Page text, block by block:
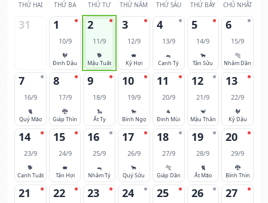
THỨ HAI THỨ BA THỨ TƯ THỨ NĂM THỨ SÁU THỨ BẢY CHỦ NHẬT
31 1
10/9
🐓
Đinh Dậu
2
11/9
🐕
Mậu Tuất
3
12/9
🐖
Kỷ Hợi
4
13/9
🐀
Canh Tý
5
14/9
🐂
Tân Sửu
6
15/9
🐅
Nhâm Dần
7
16/9
🐈
Quý Mão
8
17/9
🐉
Giáp Thìn
9
18/9
🐍
Ất Tỵ
10
19/9
🐎
Bính Ngọ
11
20/9
🐐
Đinh Mùi
12
21/9
🐒
Mậu Thân
13
22/9
🐓
Kỷ Dậu
14
23/9
🐕
Canh Tuất
15
24/9
🐖
Tân Hợi
16
25/9
🐀
Nhâm Tý
17
26/9
🐂
Quý Sửu
18
27/9
🐅
Giáp Dần
19
28/9
🐈
Ất Mão
20
29/9
🐉
Bính Thìn
21 22 23 24 25 26 27